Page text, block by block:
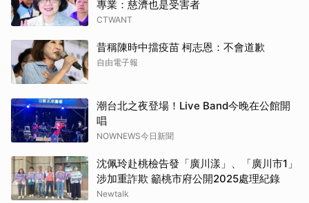
專業：慈濟也是受害者
CTWANT
昔稱陳時中擋疫苗 柯志恩：不會道歉
自由電子報
潮台北之夜登場！Live Band今晚在公館開
唱
NOWNEWS今日新聞
沈佩玲赴桃檢告發「廣川漾」、「廣川市1」
涉加重詐欺 籲桃市府公開2025處理紀錄
Newtalk